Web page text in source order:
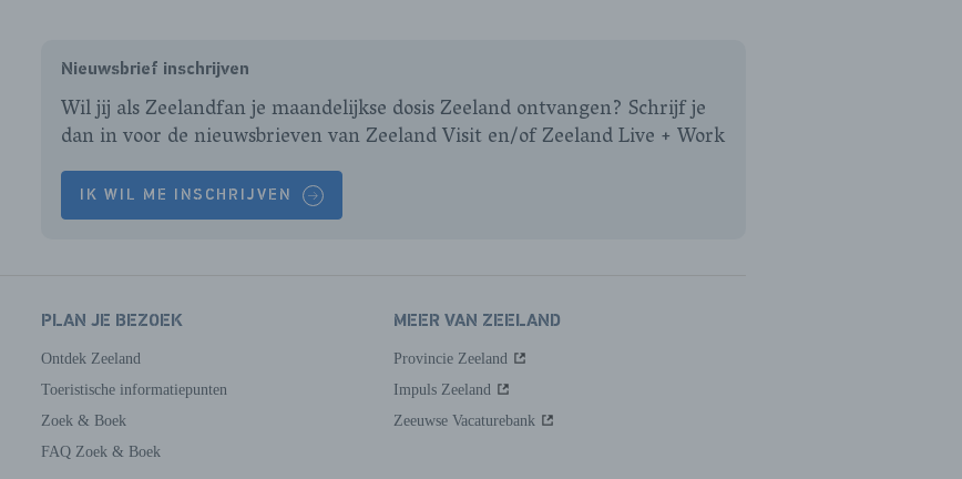
Nieuwsbrief inschrijven
Wil jij als Zeelandfan je maandelijkse dosis Zeeland ontvangen? Schrijf je
dan in voor de nieuwsbrieven van Zeeland Visit en/of Zeeland Live + Work
IK WIL ME INSCHRIJVEN
PLAN JE BEZOEK
Ontdek Zeeland
Toeristische informatiepunten
Zoek & Boek
FAQ Zoek & Boek
MEER VAN ZEELAND
Provincie Zeeland
Impuls Zeeland
Zeeuwse Vacaturebank